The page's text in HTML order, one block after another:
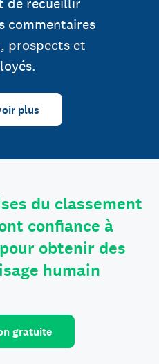
commentaires
prospects et
plus
du classement
confiance à
obtenir des
humain
gratuite